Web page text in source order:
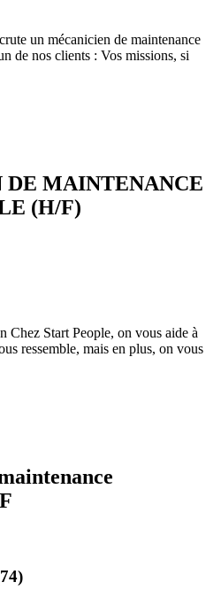
un mécanicien de maintenance
de nos clients : Vos missions, si
MAINTENANCE
(H/F)
Chez Start People, on vous aide à
ressemble, mais en plus, on vous